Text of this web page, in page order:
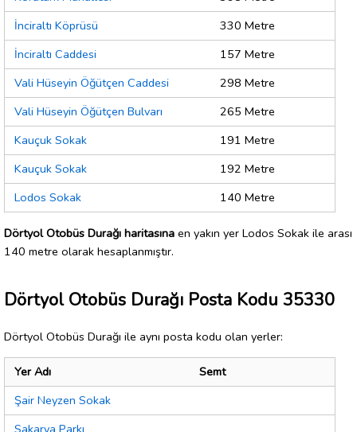
İnciraltı Köprüsü
330 Metre
İnciraltı Caddesi
157 Metre
Vali Hüseyin Öğütçen Caddesi
298 Metre
Vali Hüseyin Öğütçen Bulvarı
265 Metre
Kauçuk Sokak
191 Metre
Kauçuk Sokak
192 Metre
Lodos Sokak
140 Metre
Dörtyol Otobüs Durağı haritasına en yakın yer Lodos Sokak ile arası
140 metre olarak hesaplanmıştır.
Dörtyol Otobüs Durağı Posta Kodu 35330
Dörtyol Otobüs Durağı ile aynı posta kodu olan yerler:
Yer Adı
Semt
Şair Neyzen Sokak